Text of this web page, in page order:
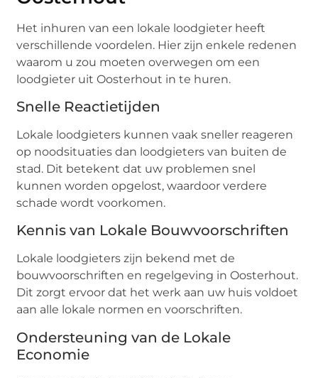
Het inhuren van een lokale loodgieter heeft
verschillende voordelen. Hier zijn enkele redenen
waarom u zou moeten overwegen om een
loodgieter uit Oosterhout in te huren.
Snelle Reactietijden
Lokale loodgieters kunnen vaak sneller reageren
op noodsituaties dan loodgieters van buiten de
stad. Dit betekent dat uw problemen snel
kunnen worden opgelost, waardoor verdere
schade wordt voorkomen.
Kennis van Lokale Bouwvoorschriften
Lokale loodgieters zijn bekend met de
bouwvoorschriften en regelgeving in Oosterhout.
Dit zorgt ervoor dat het werk aan uw huis voldoet
aan alle lokale normen en voorschriften.
Ondersteuning van de Lokale
Economie